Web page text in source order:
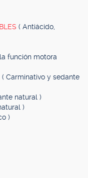
( Antiácido,
función motora
( Carminativo y sedante
natural )
)
)